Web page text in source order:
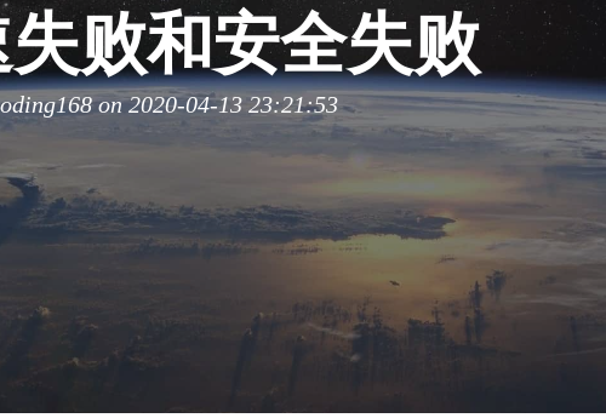
败和安全失败
on 2020-04-13 23:21:53